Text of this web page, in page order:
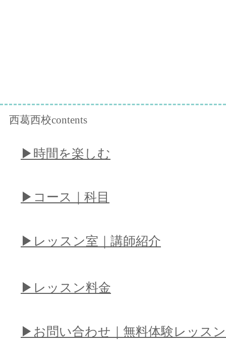
西葛西校contents
​▶︎時間を楽しむ
​▶︎コース｜科目
​▶︎レッスン室｜講師紹介
​▶︎レッスン料金
​▶︎お問い合わせ｜無料体験レッスン